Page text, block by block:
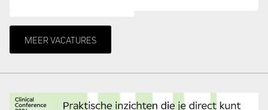
MEER VACATURES